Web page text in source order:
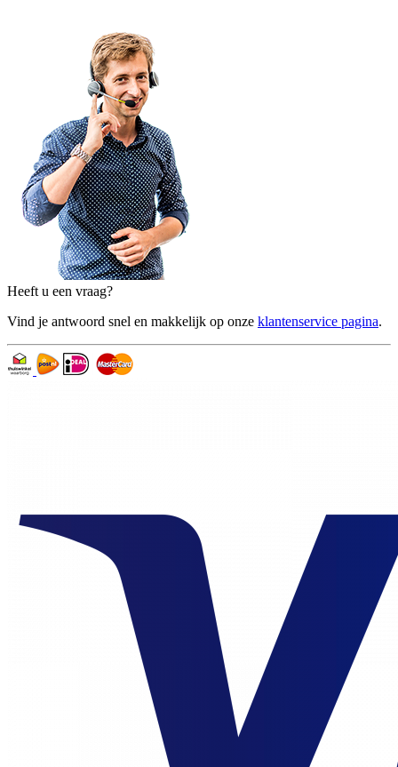
Heeft u een vraag?
Vind je antwoord snel en makkelijk op onze klantenservice pagina.